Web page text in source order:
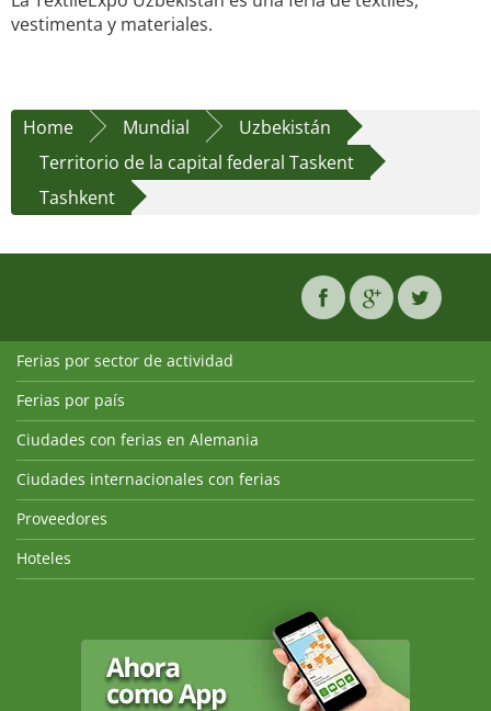
vestimenta y materiales.
Home Mundial
Uzbekistán
Territorio de la capital federal Taskent
Tashkent
Ferias por sector de actividad
Ferias por país
Ciudades con ferias en Alemania
Ciudades internacionales con ferias
Proveedores
Hoteles